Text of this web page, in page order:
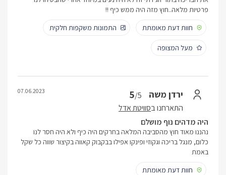
פרטיות מלאה..חוץ מזה היה ממש כיף !!
חוות דעת מאומתת
התמונות משקפות חלקית
מעל המצופה
ירדן משה 5/5
התארחנו בסוויטת אדל
07.06.2023
היה מדהים נוף מושלם
נהננו מאוד חוץ מהסביבה המלאה בחרקים היה כיף ולא היה חסר לנו
כלום, מנגל בריכה וגקוזי ופינקו אפילו בבקבוק קאווה בקיצור שווה כל שקל
באמת
חוות דעת מאומתת